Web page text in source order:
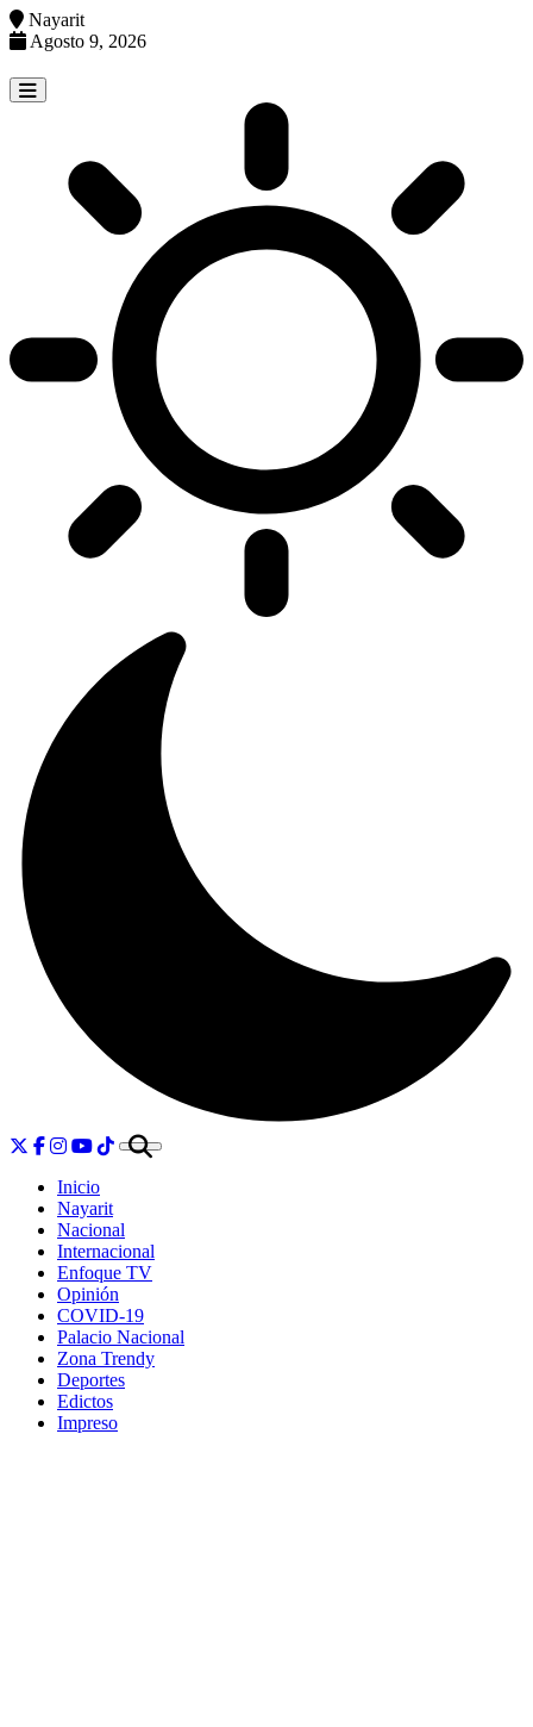
Nayarit
Agosto 9, 2026
to
content
Inicio
Nayarit
Nacional
Internacional
Enfoque TV
Opinión
COVID-19
Palacio Nacional
Zona Trendy
Deportes
Edictos
Impreso